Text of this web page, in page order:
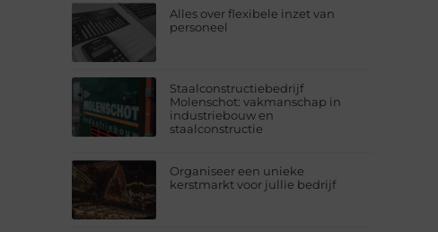
Alles over flexibele inzet van
personeel
Staalconstructiebedrijf
Molenschot: vakmanschap in
industriebouw en
staalconstructie
Organiseer een unieke
kerstmarkt voor jullie bedrijf